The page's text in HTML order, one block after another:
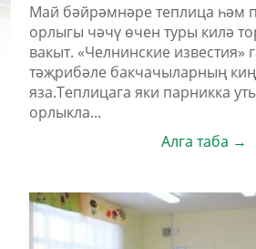
Май бәйрәмнәре теплица һәм
орлыгы чәчү өчен туры килә
вакыт. «Челнинские известия»
тәҗрибәле бакчачыларның
яза.Теплицага яки парникка
орлыкла...
Алга таба →